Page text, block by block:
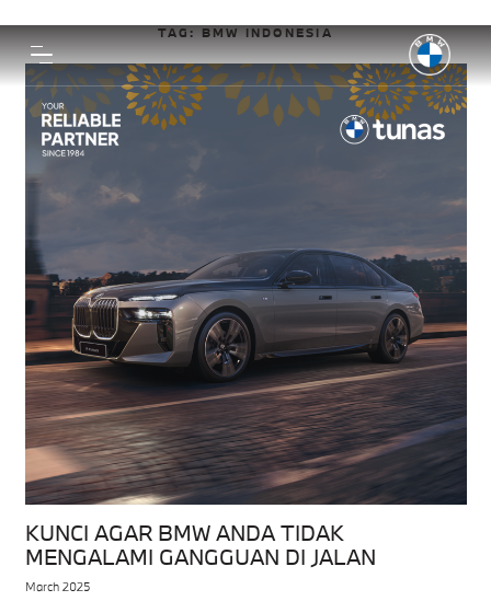
TAG:BMW INDONESIA
KUNCI AGAR BMW ANDA TIDAK
MENGALAMI GANGGUAN DI JALAN
March 2025